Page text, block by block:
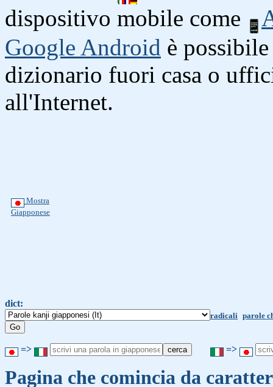
dispositivo mobile come
Google Android è
dizionario fuori casa o
all'Internet.
Mostra
Giapponese
dict:
radicali parole
=> =>
Pagina che comincia da